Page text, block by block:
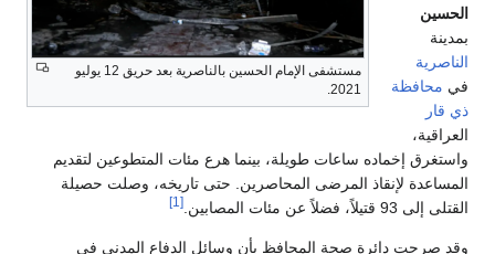
مستشفى الإمام الحسين بالناصرية بعد حريق 12 يوليو
2021.
الحسين
بمدينة
الناصرية
في محافظة
ذي قار
العراقية،
واستغرق إخماده ساعات طويلة، بينما هرع مئات المتطوعين لتقديم
المساعدة لإنقاذ المرضى المحاصرين. حتى تاريخه، وصلت حصيلة
القتلى إلى 93 قتيلاً، فضلاً عن مئات المصابين.
[1]
وقد صرحت دائرة صحة المحافظ بأن وسائل الدفاع المدني في